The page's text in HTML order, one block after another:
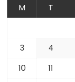
M T
3
4
10
11